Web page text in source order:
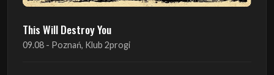
This Will Destroy You
09.08 - Poznań, Klub 2progi